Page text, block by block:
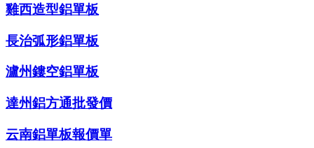
雞西造型鋁單板
長治弧形鋁單板
瀘州鏤空鋁單板
達州鋁方通批發價
云南鋁單板報價單